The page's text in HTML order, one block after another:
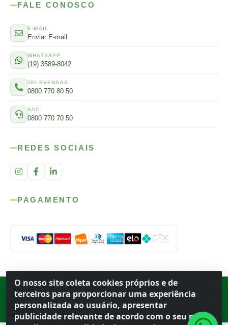
O nosso site coleta cookies próprios e de
terceiros para proporcionar uma experiência
personalizada ao usuário, apresentar
publicidade relevante de acordo com o seu perfil
FALE CONOSCO
E-MAIL
Enviar E-mail
WHATSAPP
(19) 3589-8042
TELEVENDAS
0800 770 80 50
SAC
0800 770 70 50
REDES SOCIAIS
PAGAMENTO
Rod. SP-215, s/n, km 98 — Área Rural ·BR
· CEP
· CNPJ 56.679.863/0001-91
© 2026 Atacado Ideal